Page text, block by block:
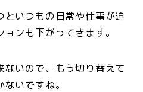
いつもの日常や仕事が迫
ンも下がってきます。
いので、もう切り替えて
ないですね。